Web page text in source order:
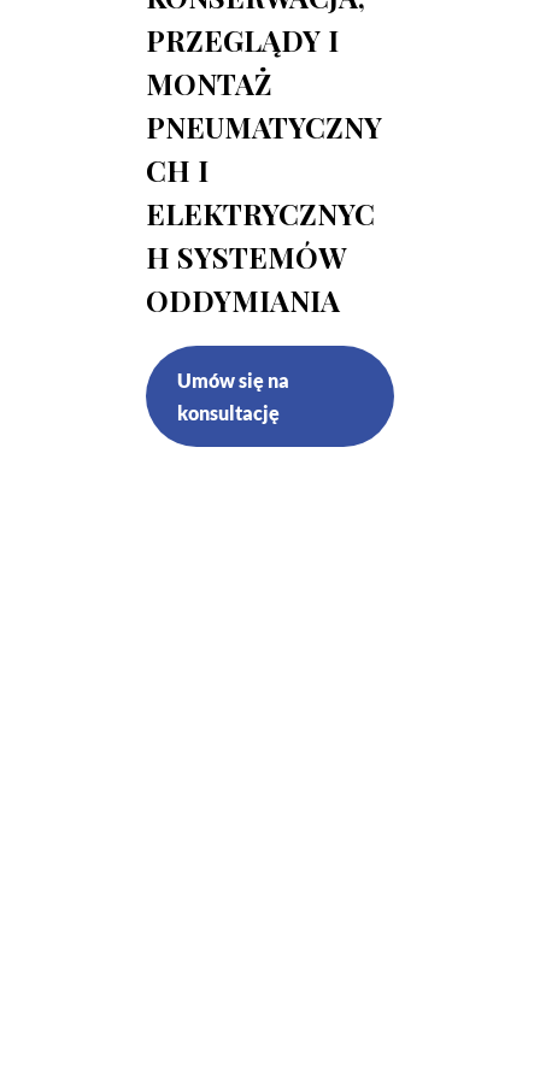
PRZEGLĄDY I
MONTAŻ
PNEUMATYCZNY
CH I
ELEKTRYCZNYC
H SYSTEMÓW
ODDYMIANIA
Umów się na
konsultację